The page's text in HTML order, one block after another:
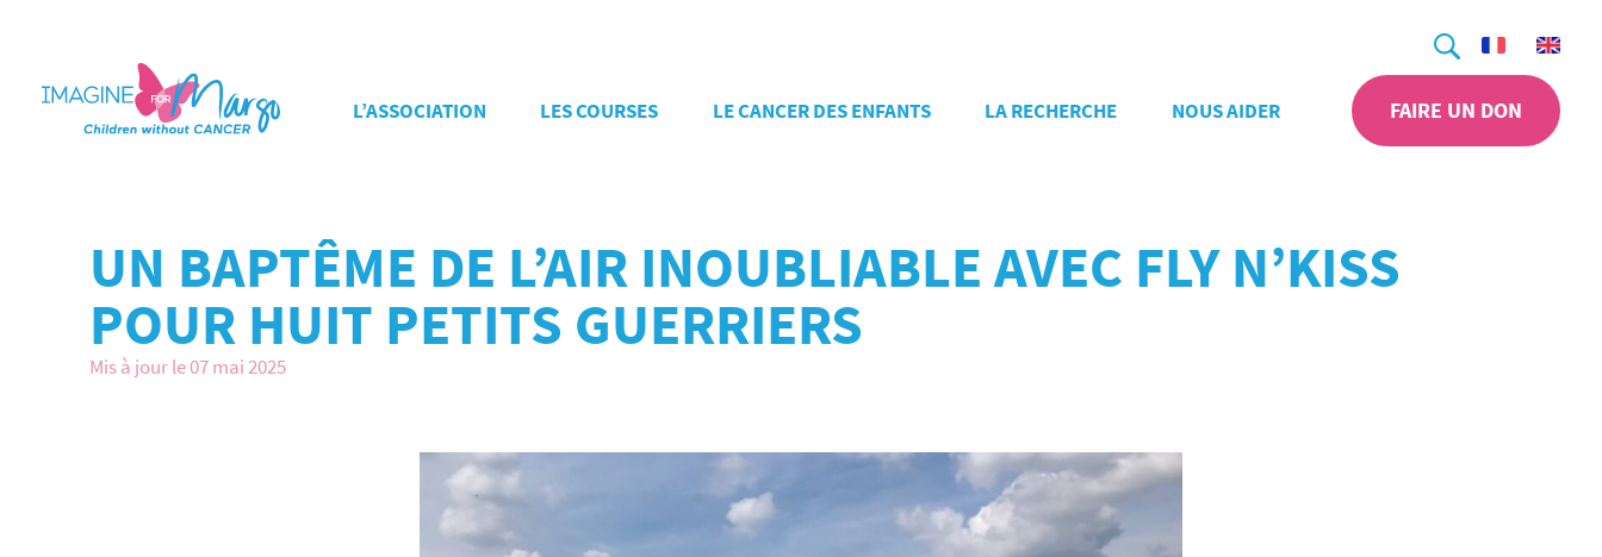
Recherche
L’ASSOCIATION LES COURSES LE CANCER DES ENFANTS LA RECHERCHE NOUS AIDER FAIRE UN DON
UN BAPTÊME DE L’AIR INOUBLIABLE AVEC FLY N’KISS
POUR HUIT PETITS GUERRIERS
Mis à jour le 07 mai 2025